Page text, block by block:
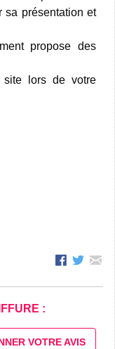
sa présentation et
propose des
site lors de votre
:
VOTRE AVIS